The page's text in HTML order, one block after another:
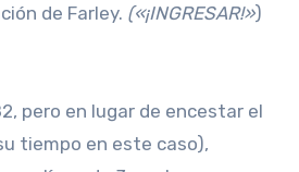
de Farley. («¡INGRESAR!»)
pero en lugar de encestar el
tiempo en este caso),